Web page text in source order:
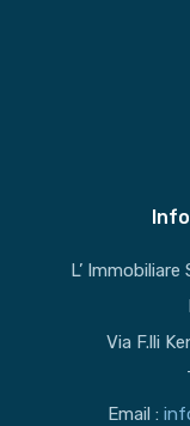
L’ Immobiliare
Via F.lli
Email :